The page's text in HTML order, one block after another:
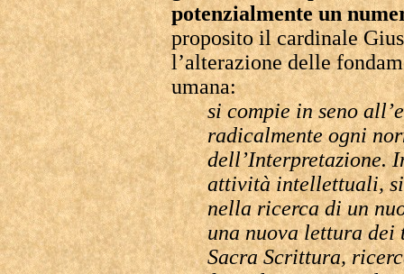
potenzialmente un
proposito il cardinale
l’alterazione delle
umana:
si compie in seno
radicalmente ogni
dell’Interpretazione.
attività intellettuali, si
nella ricerca di un
una nuova lettura
Sacra Scrittura,